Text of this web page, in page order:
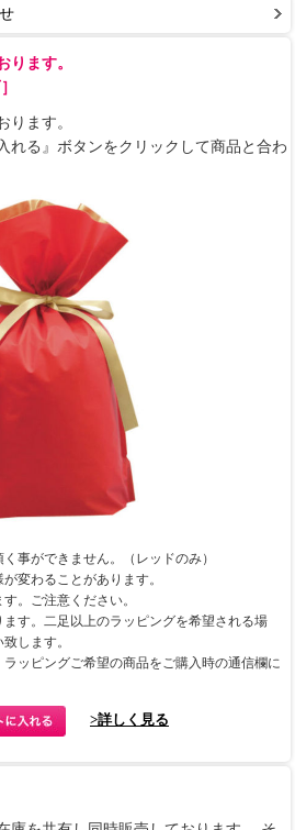
ります。
ります。
れる』ボタンをクリックして商品と合わ
事ができません。（レッドのみ）
変わることがあります。
。ご注意ください。
す。二足以上のラッピングを希望される場
します。
ッピングご希望の商品をご購入時の通信欄に
>詳しく見る